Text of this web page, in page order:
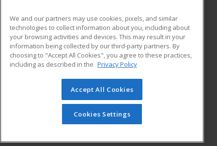
ADDITIONAL RESOURCES
Military
Financial Assistance
Help
Student Blog
© 2026 ed2go, a division of Cengage Learning. All rights
reserved. The material on this site cannot be reproduced or
redistributed unless you have obtained prior written
permission from Cengage Learning.Privacy Policy
We and our partners may use cookies, pixels, and similar
technologies to collect information about you, including about
your browsing activities and devices. This may result in your
information being collected by our third-party partners. By
choosing to "Accept All Cookies", you agree to these practices,
including as described in the Privacy Policy
Accept All Cookies
Cookies Settings